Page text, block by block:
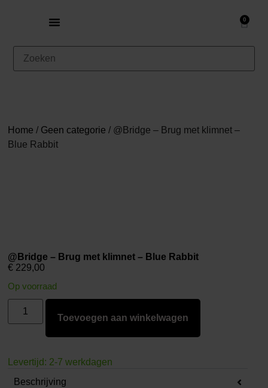
0
@Bridge – Brug met klimnet – Blue Rabbit
€ 229,00
Op voorraad
Toevoegen aan winkelwagen
Levertijd: 2-7 werkdagen
Beschrijving
Home / Geen categorie / @Bridge – Brug met klimnet –
Blue Rabbit